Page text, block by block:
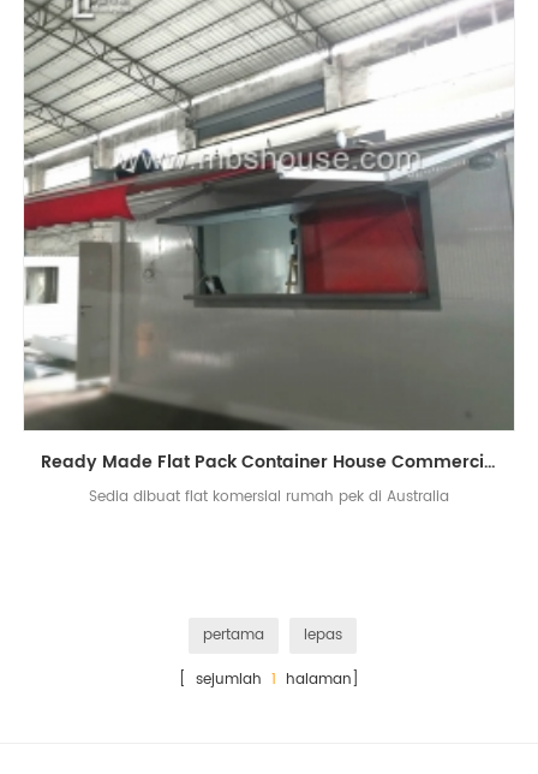
Ready Made Flat Pack Container House Commercial House di Australia
Sedia dibuat flat komersial rumah pek di Australia
pertama
lepas
[ sejumlah 1 halaman]